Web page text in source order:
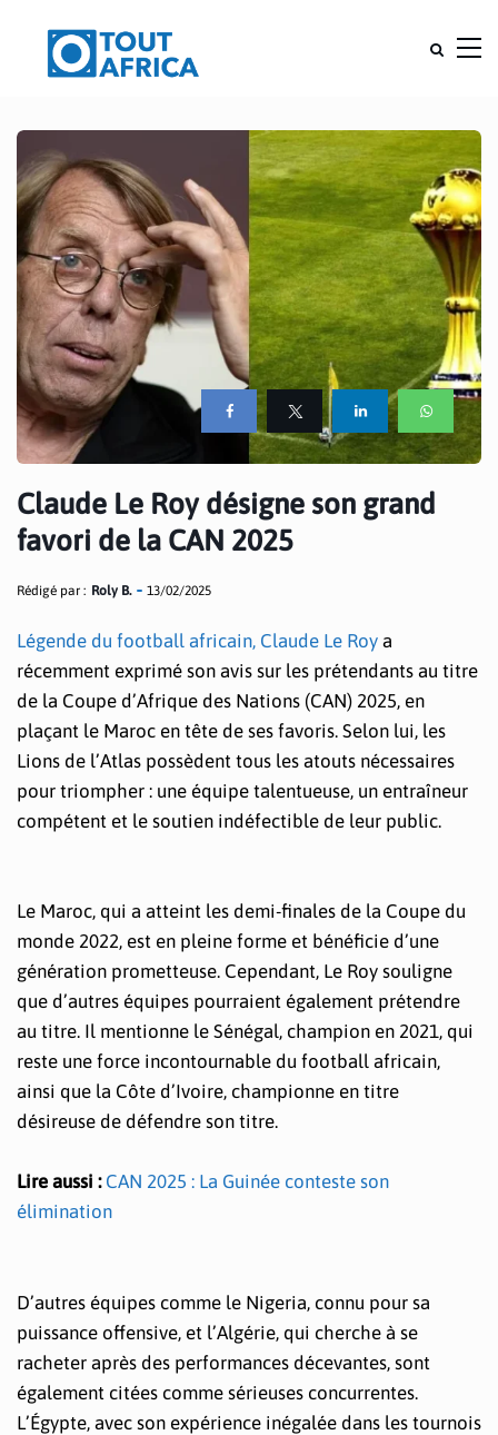
Claude Le Roy désigne son grand
favori de la CAN 2025
Rédigé par : Roly B. 13/02/2025
Légende du football africain, Claude Le Roy a
récemment exprimé son avis sur les prétendants au titre
de la Coupe d’Afrique des Nations (CAN) 2025, en
plaçant le Maroc en tête de ses favoris. Selon lui, les
Lions de l’Atlas possèdent tous les atouts nécessaires
pour triompher : une équipe talentueuse, un entraîneur
compétent et le soutien indéfectible de leur public.
Le Maroc, qui a atteint les demi-finales de la Coupe du
monde 2022, est en pleine forme et bénéficie d’une
génération prometteuse. Cependant, Le Roy souligne
que d’autres équipes pourraient également prétendre
au titre. Il mentionne le Sénégal, champion en 2021, qui
reste une force incontournable du football africain,
ainsi que la Côte d’Ivoire, championne en titre
désireuse de défendre son titre.
Lire aussi : CAN 2025 : La Guinée conteste son
élimination
D’autres équipes comme le Nigeria, connu pour sa
puissance offensive, et l’Algérie, qui cherche à se
racheter après des performances décevantes, sont
également citées comme sérieuses concurrentes.
L’Égypte, avec son expérience inégalée dans les tournois